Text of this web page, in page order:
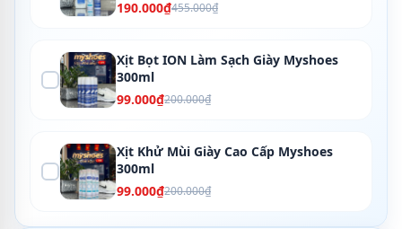
190.000₫455.000₫
Xịt Bọt ION Làm Sạch Giày Myshoes
300ml
99.000₫200.000₫
Xịt Khử Mùi Giày Cao Cấp Myshoes
300ml
99.000₫200.000₫